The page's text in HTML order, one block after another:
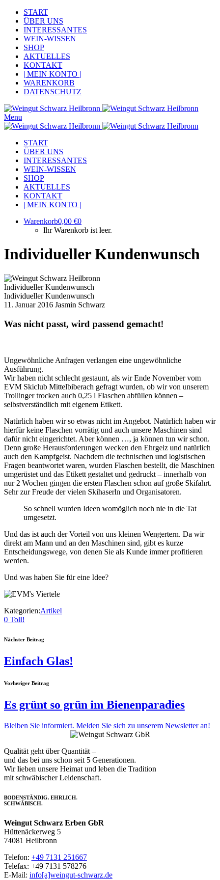
START
ÜBER UNS
INTERESSANTES
WEIN-WISSEN
SHOP
AKTUELLES
KONTAKT
| MEIN KONTO |
WARENKORB
DATENSCHUTZ
Menu
START
ÜBER UNS
INTERESSANTES
WEIN-WISSEN
SHOP
AKTUELLES
KONTAKT
| MEIN KONTO |
Warenkorb0,00 €0
Ihr Warenkorb ist leer.
Individueller Kundenwunsch
Individueller Kundenwunsch
Individueller Kundenwunsch
11. Januar 2016 Jasmin Schwarz
Was nicht passt, wird passend gemacht!
Ungewöhnliche Anfragen verlangen eine ungewöhnliche
Ausführung.
Wir haben nicht schlecht gestaunt, als wir Ende November vom
EVM Skiclub Mittelbiberach gefragt wurden, ob wir von unserem
Trollinger trocken auch 0,25 l Flaschen abfüllen können –
selbstverständlich mit eigenem Etikett.
Natürlich haben wir so etwas nicht im Angebot. Natürlich haben wir
hierfür keine Flaschen vorrätig und auch unsere Maschinen sind
dafür nicht eingerichtet. Aber können …, ja können tun wir schon.
Denn große Herausforderungen wecken den Ehrgeiz und natürlich
auch den Kampfgeist. Nachdem die technischen und logistischen
Fragen beantwortet waren, wurden Flaschen bestellt, die Maschinen
umgerüstet und das Etikett gestaltet und gedruckt – innerhalb von
nur 2 Wochen gingen die ersten Flaschen schon auf große Skifahrt.
Sehr zur Freude der vielen Skihaserln und Organisatoren.
So schnell wurden Ideen womöglich noch nie in die Tat
umgesetzt.
Und das ist auch der Vorteil von uns kleinen Wengertern. Da wir
direkt am Mann und an den Maschinen sind, gibt es kurze
Entscheidungswege, von denen Sie als Kunde immer profitieren
werden.
Und was haben Sie für eine Idee?
Kategorien:Artikel
0 Toll!
Nächster Beitrag
Einfach Glas!
Vorheriger Beitrag
Es grünt so grün im Bienenparadies
Bleiben Sie informiert. Melden Sie sich zu unserem Newsletter an!
Qualität geht über Quantität –
und das bei uns schon seit 5 Generationen.
Wir lieben unsere Heimat und leben die Tradition
mit schwäbischer Leidenschaft.
BODENSTÄNDIG. EHRLICH.
SCHWÄBISCH.
Weingut Schwarz Erben GbR
Hüttenäckerweg 5
74081 Heilbronn
Telefon: +49 7131 251667
Telefax: +49 7131 578276
E-Mail: info[a]weingut-schwarz.de